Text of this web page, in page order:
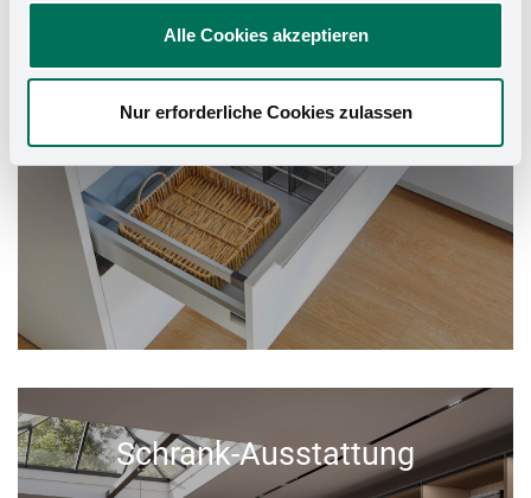
Alle Cookies akzeptieren
Nur erforderliche Cookies zulassen
Schrank-Ausstattung